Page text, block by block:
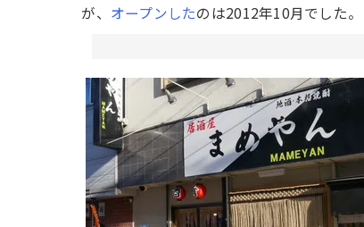
が、 オープンしたのは2012年10月でした。